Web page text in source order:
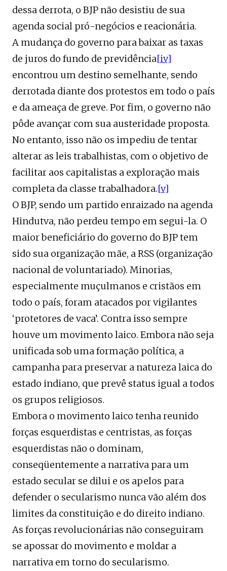
dessa derrota, o BJP não desistiu de sua
agenda social pró-negócios e reacionária.
A mudança do governo para baixar as taxas
de juros do fundo de previdência[iv]
encontrou um destino semelhante, sendo
derrotada diante dos protestos em todo o país
e da ameaça de greve. Por fim, o governo não
pôde avançar com sua austeridade proposta.
No entanto, isso não os impediu de tentar
alterar as leis trabalhistas, com o objetivo de
facilitar aos capitalistas a exploração mais
completa da classe trabalhadora.[v]
O BJP, sendo um partido enraizado na agenda
Hindutva, não perdeu tempo em segui-la. O
maior beneficiário do governo do BJP tem
sido sua organização mãe, a RSS (organização
nacional de voluntariado). Minorias,
especialmente muçulmanos e cristãos em
todo o país, foram atacados por vigilantes
‘protetores de vaca’. Contra isso sempre
houve um movimento laico. Embora não seja
unificada sob uma formação política, a
campanha para preservar a natureza laica do
estado indiano, que prevê status igual a todos
os grupos religiosos.
Embora o movimento laico tenha reunido
forças esquerdistas e centristas, as forças
esquerdistas não o dominam,
conseqüentemente a narrativa para um
estado secular se dilui e os apelos para
defender o secularismo nunca vão além dos
limites da constituição e do direito indiano.
As forças revolucionárias não conseguiram
se apossar do movimento e moldar a
narrativa em torno do secularismo.